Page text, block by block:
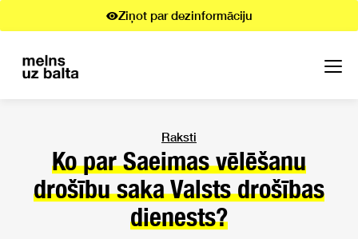
Ziņot par dezinformāciju
Raksti
Ko par Saeimas vēlēšanu
drošību saka Valsts drošības
dienests?